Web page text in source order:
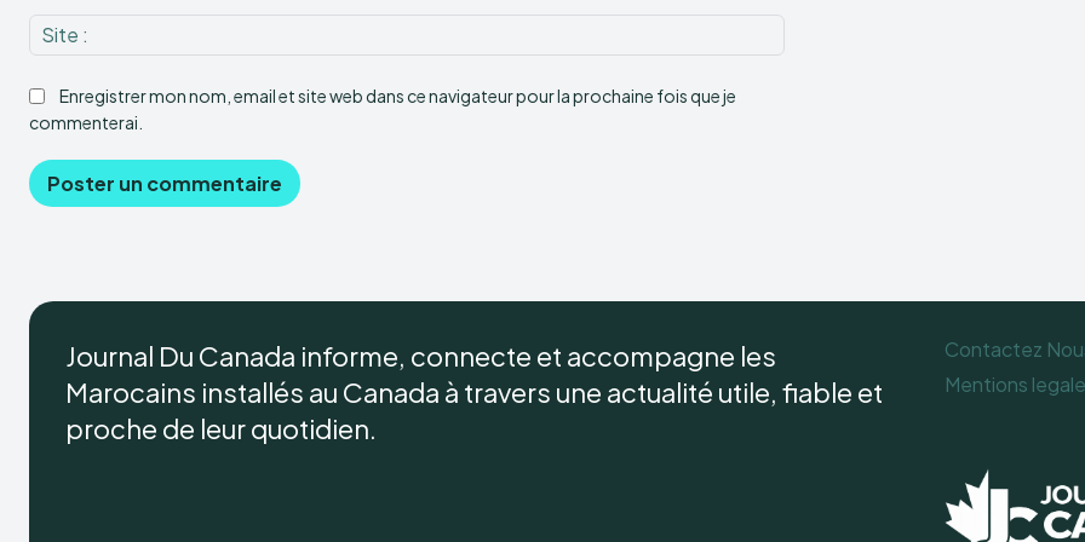
:
Enregistrer mon nom, email et site web dans ce navigateur pour la prochaine fois que je
commenterai.
Journal Du Canada informe, connecte et accompagne les
Marocains installés au Canada à travers une actualité utile, fiable et
proche de leur quotidien.
Contactez
Mentions